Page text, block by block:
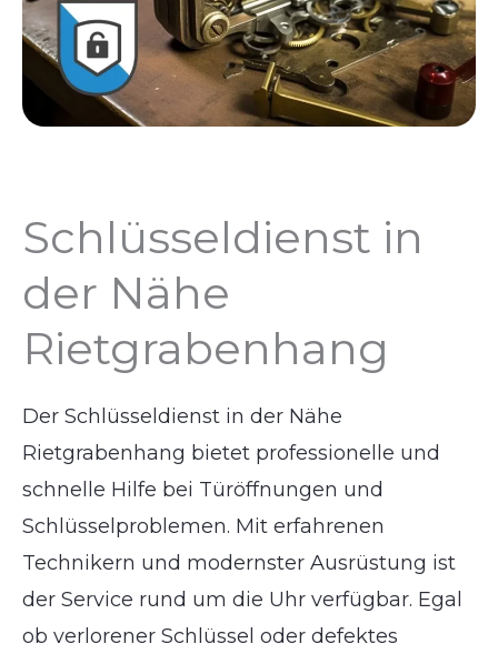
Schlüsseldienst in
der Nähe
Rietgrabenhang
Der Schlüsseldienst in der Nähe
Rietgrabenhang bietet professionelle und
schnelle Hilfe bei Türöffnungen und
Schlüsselproblemen. Mit erfahrenen
Technikern und modernster Ausrüstung ist
der Service rund um die Uhr verfügbar. Egal
ob verlorener Schlüssel oder defektes